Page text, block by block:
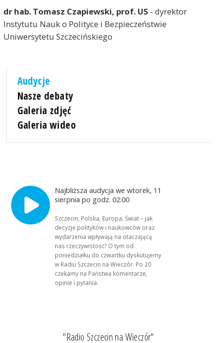
dr hab. Tomasz Czapiewski, prof. US - dyrektor
Instytutu Nauk o Polityce i Bezpieczeństwie
Uniwersytetu Szczecińskiego
Audycje
Nasze debaty
Galeria zdjęć
Galeria wideo
Najbliższa audycja we wtorek, 11
sierpnia po godz. 02:00
Szczecin, Polska, Europa, Świat – jak
decyzje polityków i naukowców oraz
wydarzenia wpływają na otaczającą
nas rzeczywistość? O tym od
poniedziałku do czwartku dyskutujemy
w Radiu Szczecin na Wieczór. Po 20
czekamy na Państwa komentarze,
opinie i pytania.
"Radio Szczecin na Wieczór"